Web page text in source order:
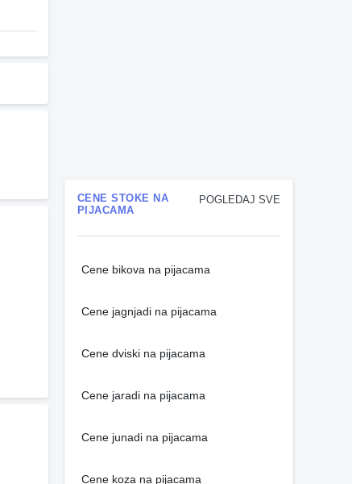
POGLEDAJ SVE
CENE STOKE NA
PIJACAMA
Cene bikova na pijacama
Cene jagnjadi na pijacama
Cene dviski na pijacama
Cene jaradi na pijacama
Cene junadi na pijacama
Cene koza na pijacama